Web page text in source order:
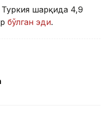
шарқида 4,9
бўлган эди.